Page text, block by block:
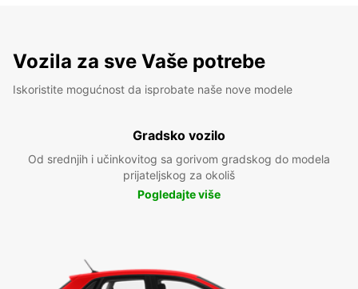
Vozila za sve Vaše potrebe
Iskoristite mogućnost da isprobate naše nove modele
Gradsko vozilo
Od srednjih i učinkovitog sa gorivom gradskog do modela
prijateljskog za okoliš
Pogledajte više